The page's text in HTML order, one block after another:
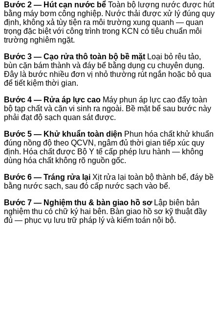
Bước 2 — Hút cạn nước bể Toàn bộ lượng nước được hút
bằng máy bơm công nghiệp. Nước thải được xử lý đúng quy
định, không xả tùy tiện ra môi trường xung quanh — quan
trọng đặc biệt với công trình trong KCN có tiêu chuẩn môi
trường nghiêm ngặt.
Bước 3 — Cạo rửa thô toàn bộ bề mặt Loại bỏ rêu tảo,
bùn cặn bám thành và đáy bể bằng dụng cụ chuyên dụng.
Đây là bước nhiều đơn vị nhỏ thường rút ngắn hoặc bỏ qua
để tiết kiệm thời gian.
Bước 4 — Rửa áp lực cao Máy phun áp lực cao đẩy toàn
bộ tạp chất và cặn vi sinh ra ngoài. Bề mặt bể sau bước này
phải đạt độ sạch quan sát được.
Bước 5 — Khử khuẩn toàn diện Phun hóa chất khử khuẩn
đúng nồng độ theo QCVN, ngâm đủ thời gian tiếp xúc quy
định. Hóa chất được Bộ Y tế cấp phép lưu hành — không
dùng hóa chất không rõ nguồn gốc.
Bước 6 — Tráng rửa lại Xịt rửa lại toàn bộ thành bể, đáy bề
bằng nước sạch, sau đó cấp nước sạch vào bể.
Bước 7 — Nghiệm thu & bàn giao hồ sơLập biên bản
nghiệm thu có chữ ký hai bên. Bàn giao hồ sơ kỹ thuật đầy
đủ — phục vụ lưu trữ pháp lý và kiểm toán nội bộ.